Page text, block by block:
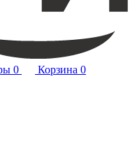
0 Корзина 0